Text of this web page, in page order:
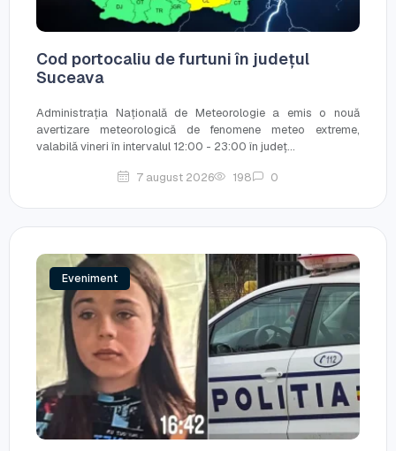
Cod portocaliu de furtuni în județul
Suceava
Administrația Națională de Meteorologie a emis o nouă
avertizare meteorologică de fenomene meteo extreme,
valabilă vineri în intervalul 12:00 - 23:00 în județ...
7 august 2026 198 0
Eveniment